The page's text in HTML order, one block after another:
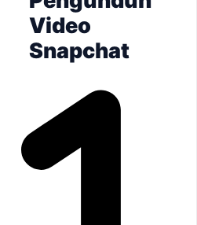
Video
Snapchat